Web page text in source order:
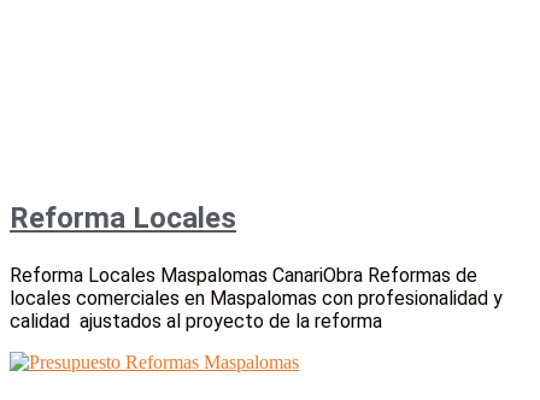
Reforma Locales
Reforma Locales Maspalomas CanariObra Reformas de
locales comerciales en Maspalomas con profesionalidad y
calidad ajustados al proyecto de la reforma